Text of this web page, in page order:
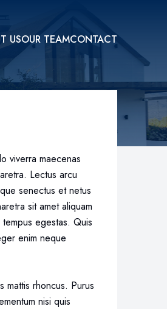
USOUR TEAMCONTACT
viverra maecenas
Lectus arcu
senectus et netus
sit amet aliquam
egestas. Quis
enim neque
rhoncus. Purus
nisi quis